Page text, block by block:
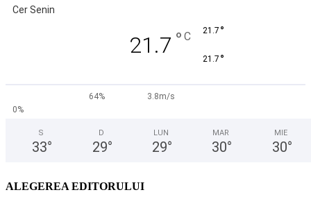
Cer Senin
21.7 ° C 21.7 °
21.7 °
64%
3.8m/s
0%
S
33°
D
29°
LUN
29°
MAR
30°
MIE
30°
ALEGEREA EDITORULUI